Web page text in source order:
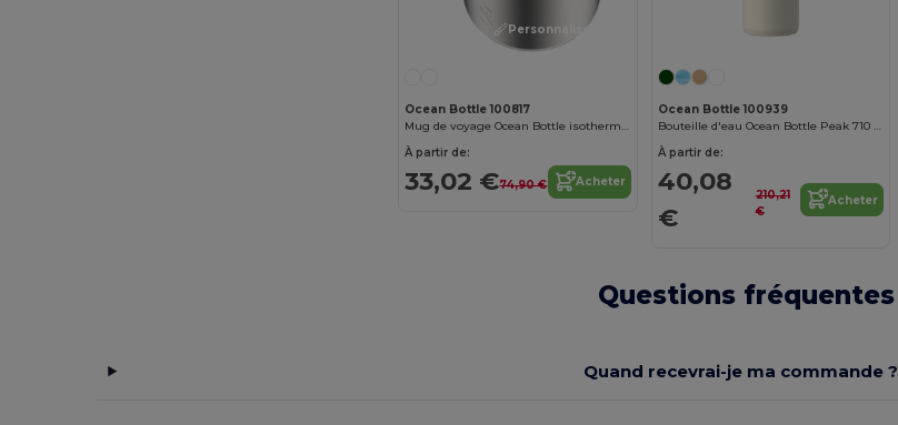
Personnalisez-le !
Ocean Bottle 100817
Mug de voyage Ocean Bottle isotherme de 350 ml
À partir de:
33,02 €74,90 € Acheter
Ocean Bottle 100939
Bouteille d'eau Ocean Bottle Peak 710 ml
À partir de:
40,08
€
210,21
€
Acheter
Questions fréquentes
Quand recevrai-je ma commande ?